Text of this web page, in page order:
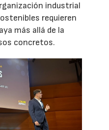
industrial
requieren
más allá de la
concretos.